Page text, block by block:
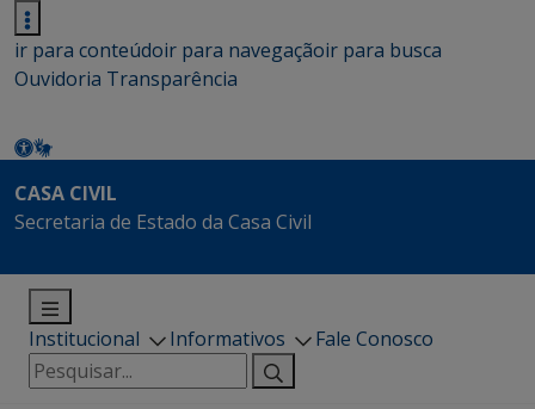
ir para conteúdoir para navegaçãoir para busca
Ouvidoria Transparência
CASA CIVIL
Secretaria de Estado da Casa Civil
Institucional Informativos
Fale Conosco
Pesquisar
por: